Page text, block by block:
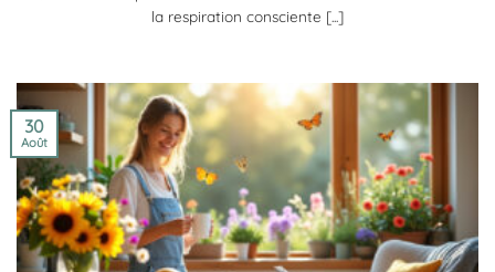
la respiration consciente [...]
30
Août